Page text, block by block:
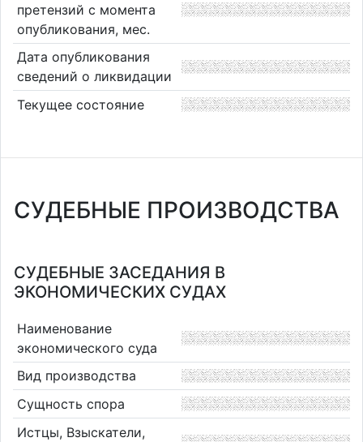
претензий с момента
опубликования, мес.
Дата опубликования
сведений о ликвидации
Текущее состояние
СУДЕБНЫЕ ПРОИЗВОДСТВА
СУДЕБНЫЕ ЗАСЕДАНИЯ В
ЭКОНОМИЧЕСКИХ СУДАХ
Наименование
экономического суда
Вид производства
Сущность спора
Истцы, Взыскатели,